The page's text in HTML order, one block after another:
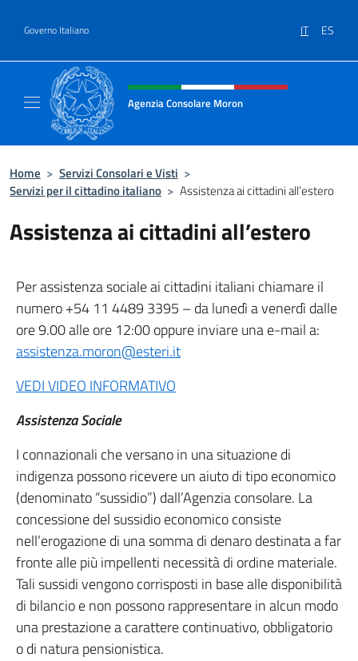
Governo Italiano IT ES
Intestazione sito, social e menù
Agenzia Consolare Moron
Home > Servizi Consolari e Visti >
Servizi per il cittadino italiano > Assistenza ai cittadini all’estero
Assistenza ai cittadini all’estero
Per assistenza sociale ai cittadini italiani chiamare il
numero +54 11 4489 3395 – da lunedì a venerdì dalle
ore 9.00 alle ore 12:00 oppure inviare una e-mail a:
assistenza.moron@esteri.it
VEDI VIDEO INFORMATIVO
Assistenza Sociale
I connazionali che versano in una situazione di
indigenza possono ricevere un aiuto di tipo economico
(denominato “sussidio”) dall’Agenzia consolare. La
concessione del sussidio economico consiste
nell’erogazione di una somma di denaro destinata a far
fronte alle più impellenti necessità di ordine materiale.
Tali sussidi vengono corrisposti in base alle disponibilità
di bilancio e non possono rappresentare in alcun modo
una prestazione a carattere continuativo, obbligatorio
o di natura pensionistica.